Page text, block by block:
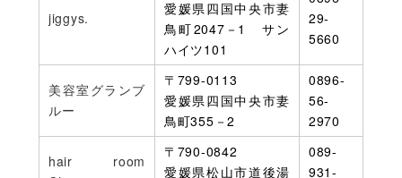
jiggys.
愛媛県四国中央市妻
鳥町2047－1 サン
ハイツ101
29-
5660
美容室グランブ
ルー
〒799-0113
愛媛県四国中央市妻
鳥町355－2
0896-
56-
2970
hair room
〒790-0842
愛媛県松山市道後湯
089-
931-